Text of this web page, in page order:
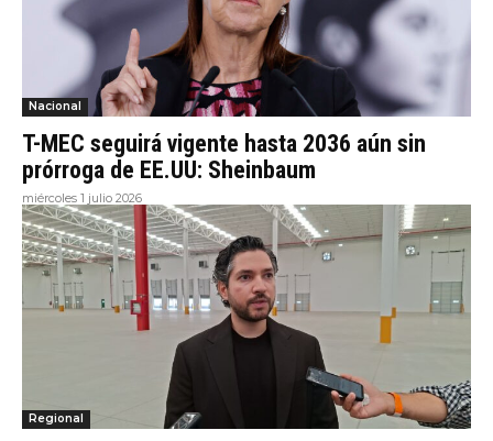
Nacional
T-MEC seguirá vigente hasta 2036 aún sin
prórroga de EE.UU: Sheinbaum
miércoles 1 julio 2026
Regional